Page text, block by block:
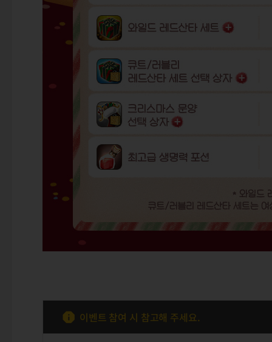
이벤트 참여 시 참고해 주세요.